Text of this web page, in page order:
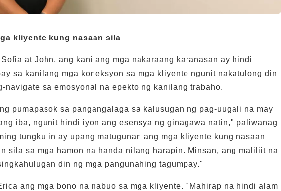
kliyente kung nasaan sila
at John, ang kanilang mga nakaraang karanasan ay hindi
sa kanilang mga koneksyon sa mga kliyente ngunit nakatulong din
navigate sa emosyonal na epekto ng kanilang trabaho.
pumapasok sa pangangalaga sa kalusugan ng pag-uugali na may
iba, ngunit hindi iyon ang esensya ng ginagawa natin," paliwanag
tungkulin ay upang matugunan ang mga kliyente kung nasaan
sila sa mga hamon na handa nilang harapin. Minsan, ang maliliit na
din ng mga pangunahing tagumpay."
ang mga bono na nabuo sa mga kliyente. "Mahirap na hindi alam